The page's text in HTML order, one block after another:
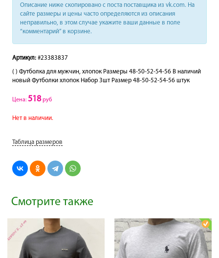
Описание ниже скопировано с поста поставщика из vk.com. На
сайте размеры и цены часто определяются из описания
неправильно, в этом случае укажите ваши данные в поле
“комментарий” в корзине.
Артикул: #23383837
( ) Футболка для мужчин, хлопок Размеры 48-50-52-54-56 В наличий
новый Футболки хлопок Набор 3шт Размер 48-50-52-54-56 штук
Цена: 518руб
Нет в наличии.
Таблица размеров
Смотрите также